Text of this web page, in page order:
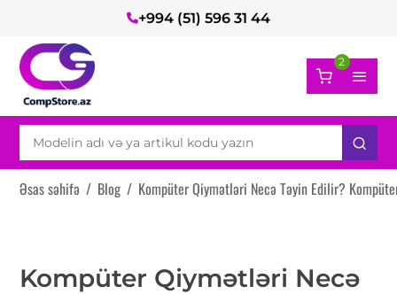
+994 (51) 596 31 44
2
Əsas səhifə / Blog / Kompüter Qiymətləri Necə Təyin Edilir?
Kompüter Qiymətləri Necə